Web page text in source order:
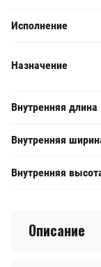
Исполнение
Назначение
Внутренняя длина
Внутренняя
Внутренняя
Описание